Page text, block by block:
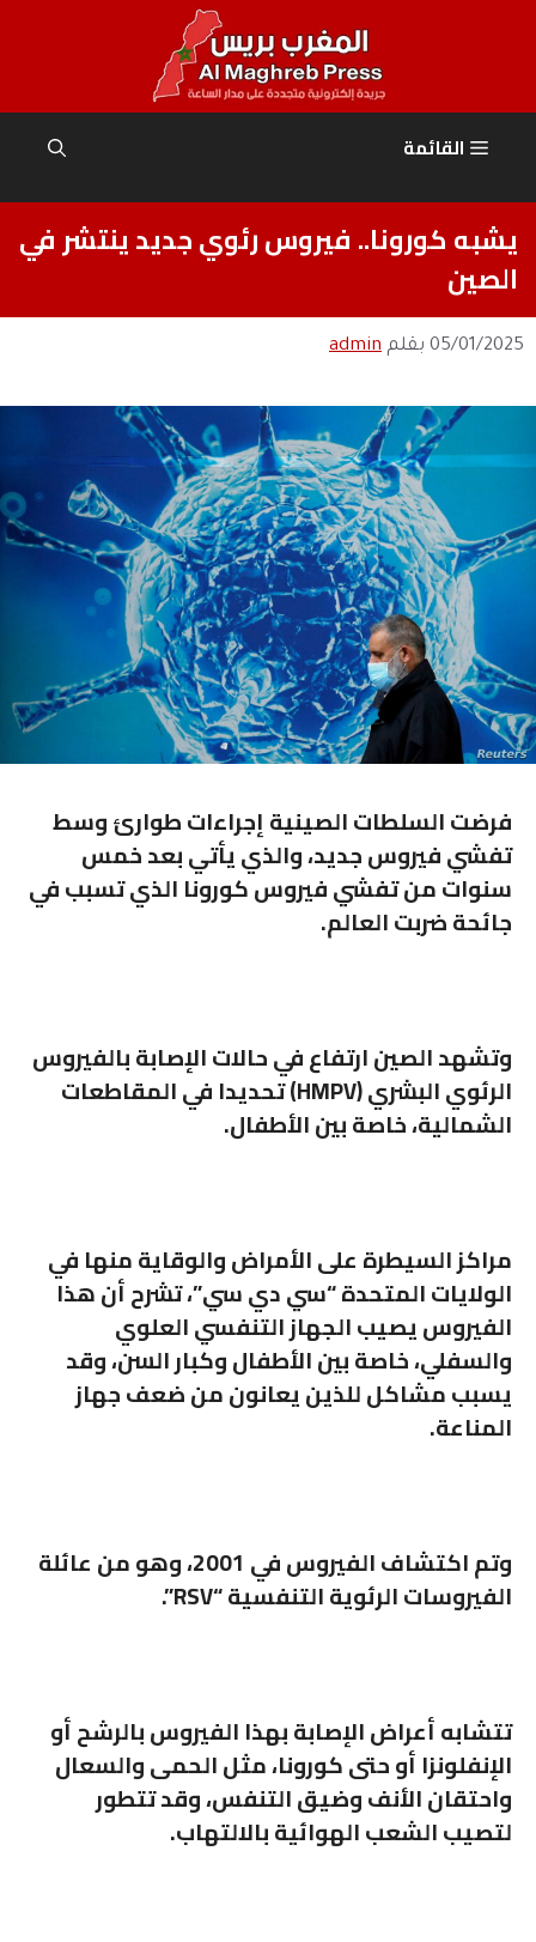
القائمة
يشبه كورونا.. فيروس رئوي جديد ينتشر في
الصين
05/01/2025 بقلم admin
فرضت السلطات الصينية إجراءات طوارئ وسط
تفشي فيروس جديد، والذي يأتي بعد خمس
سنوات من تفشي فيروس كورونا الذي تسبب في
جائحة ضربت العالم.
وتشهد الصين ارتفاع في حالات الإصابة بالفيروس
الرئوي البشري (HMPV) تحديدا في المقاطعات
الشمالية، خاصة بين الأطفال.
مراكز السيطرة على الأمراض والوقاية منها في
الولايات المتحدة “سي دي سي”، تشرح أن هذا
الفيروس يصيب الجهاز التنفسي العلوي
والسفلي، خاصة بين الأطفال وكبار السن، وقد
يسبب مشاكل للذين يعانون من ضعف جهاز
المناعة.
وتم اكتشاف الفيروس في 2001، وهو من عائلة
الفيروسات الرئوية التنفسية “RSV”.
تتشابه أعراض الإصابة بهذا الفيروس بالرشح أو
الإنفلونزا أو حتى كورونا، مثل الحمى والسعال
واحتقان الأنف وضيق التنفس، وقد تتطور
لتصيب الشعب الهوائية بالالتهاب.